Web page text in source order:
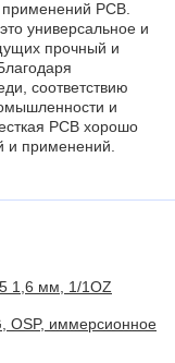
PCB.
универсальное и
прочный и
соответствию
и
PCB хорошо
и применений.
1,6 мм, 1/1OZ
OSP, иммерсионное